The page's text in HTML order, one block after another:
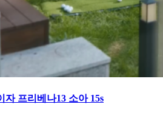
프리베나13 소아 15s